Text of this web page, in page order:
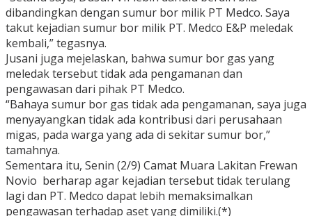
dibandingkan dengan sumur bor milik PT Medco. Saya
takut kejadian sumur bor milik PT. Medco E&P meledak
kembali,” tegasnya.
Jusani juga mejelaskan, bahwa sumur bor gas yang
meledak tersebut tidak ada pengamanan dan
pengawasan dari pihak PT Medco.
“Bahaya sumur bor gas tidak ada pengamanan, saya juga
menyayangkan tidak ada kontribusi dari perusahaan
migas, pada warga yang ada di sekitar sumur bor,”
tamahnya.
Sementara itu, Senin (2/9) Camat Muara Lakitan Frewan
Novio berharap agar kejadian tersebut tidak terulang
lagi dan PT. Medco dapat lebih memaksimalkan
pengawasan terhadap aset yang dimiliki.(*)